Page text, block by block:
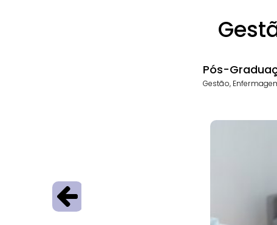
Pós-
Gestão,